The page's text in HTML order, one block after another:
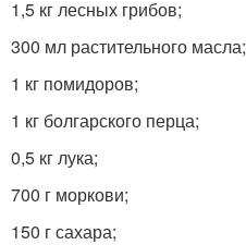
1,5 кг лесных грибов;
300 мл растительного масла;
1 кг помидоров;
1 кг болгарского перца;
0,5 кг лука;
700 г моркови;
150 г сахара;